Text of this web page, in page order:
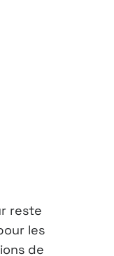
reste
les
de